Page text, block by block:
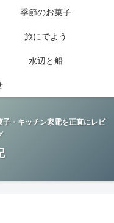
・キッチン家電を正直にレビ
季節のお菓子
旅にでよう
水辺と船